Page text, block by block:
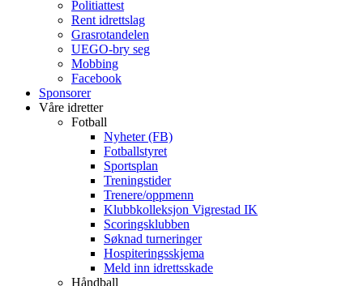
Politiattest
Rent idrettslag
Grasrotandelen
UEGO-bry seg
Mobbing
Facebook
Sponsorer
Våre idretter
Fotball
Nyheter (FB)
Fotballstyret
Sportsplan
Treningstider
Trenere/oppmenn
Klubbkolleksjon Vigrestad IK
Scoringsklubben
Søknad turneringer
Hospiteringsskjema
Meld inn idrettsskade
Håndball